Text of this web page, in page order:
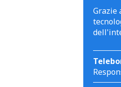
Grazie